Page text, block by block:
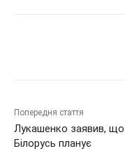
Попередня стаття
Лукашенко заявив,
Білорусь планує